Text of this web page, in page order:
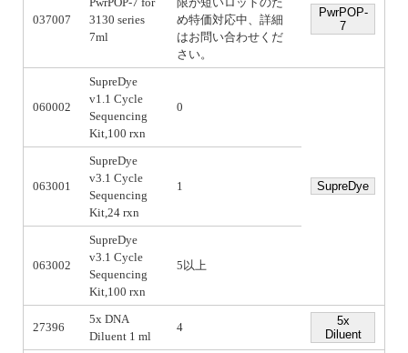
037007
3130 series
7ml
め特価対応中、詳細
はお問い合わせくだ
さい。
PwrPOP-
7
060002
SupreDye
v1.1 Cycle
Sequencing
Kit,100 rxn
0
SupreDye
063001
SupreDye
v3.1 Cycle
Sequencing
Kit,24 rxn
1
063002
SupreDye
v3.1 Cycle
Sequencing
Kit,100 rxn
5以上
27396
5x DNA
Diluent 1 ml
4
5x
Diluent